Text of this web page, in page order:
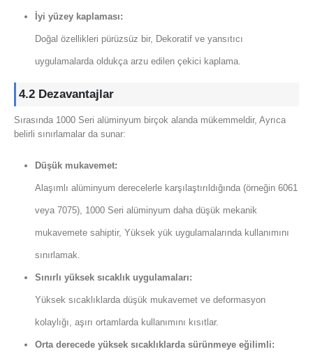
İyi yüzey kaplaması:
Doğal özellikleri pürüzsüz bir, Dekoratif ve yansıtıcı
uygulamalarda oldukça arzu edilen çekici kaplama.
4.2 Dezavantajlar
Sırasında 1000 Seri alüminyum birçok alanda mükemmeldir, Ayrıca
belirli sınırlamalar da sunar:
Düşük mukavemet:
Alaşımlı alüminyum derecelerle karşılaştırıldığında (örneğin 6061
veya 7075), 1000 Seri alüminyum daha düşük mekanik
mukavemete sahiptir, Yüksek yük uygulamalarında kullanımını
sınırlamak.
Sınırlı yüksek sıcaklık uygulamaları:
Yüksek sıcaklıklarda düşük mukavemet ve deformasyon
kolaylığı, aşırı ortamlarda kullanımını kısıtlar.
Orta derecede yüksek sıcaklıklarda sürünmeye eğilimli: